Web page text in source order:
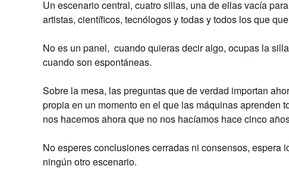
Un escenario central, cuatro sillas, una de ellas vacía
artistas, científicos, tecnólogos y todas y todos los que
No es un panel, cuando quieras decir algo, ocupas la
cuando son espontáneas.
Sobre la mesa, las preguntas que de verdad importan
propia en un momento en el que las máquinas aprenden
nos hacemos ahora que no nos hacíamos hace cinco
No esperes conclusiones cerradas ni consensos, espera
ningún otro escenario.